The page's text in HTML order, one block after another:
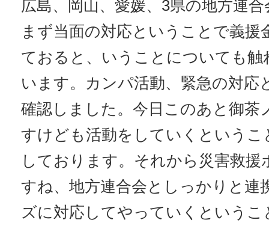
広島、岡山、愛媛、3県の地方連
まず当面の対応ということで義援
ておると、いうことについても
います。カンパ活動、緊急の対応
確認しました。今日このあと御茶
すけども活動をしていくというこ
しております。それから災害救
すね、地方連合会としっかりと連
ズに対応してやっていくという